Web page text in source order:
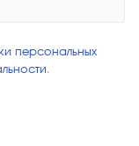
персональных
.